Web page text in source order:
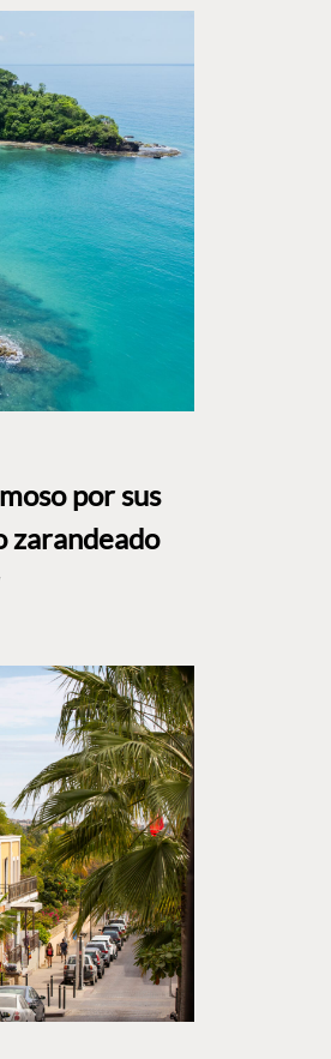
por sus
zarandeado